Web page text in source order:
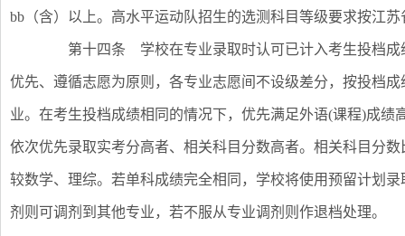
bb（含）以上。高水平运动队招生的选测科目等级要求按江
第十四条 学校在专业录取时认可已计入考生投档成
优先、遵循志愿为原则，各专业志愿间不设级差分，按投档
业。在考生投档成绩相同的情况下，优先满足外语(课程)成
依次优先录取实考分高者、相关科目分数高者。相关科目分
较数学、理综。若单科成绩完全相同，学校将使用预留计划
剂则可调剂到其他专业，若不服从专业调剂则作退档处理。